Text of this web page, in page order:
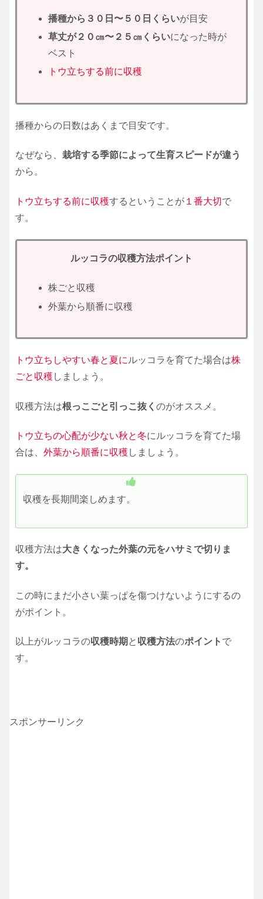
播種から３０日〜５０日くらいが目安
草丈が２０㎝〜２５㎝くらいになった時が
ベスト
トウ立ちする前に収穫
播種からの日数はあくまで目安です。
なぜなら、 栽培する季節によって生育スピードが違う
から。
トウ立ちする前に収穫するということが １番大切で
す。
ルッコラの収穫方法ポイント
株ごと収穫
外葉から順番に収穫
トウ立ちしやすい春と夏にルッコラを育てた場合は株
ごと収穫 しましょう。
収穫方法は根っこごと引っこ抜く のがオススメ。
トウ立ちの心配が少ない秋と冬にルッコラを育てた場
合は、 外葉から順番に収穫 しましょう。
収穫を長期間楽しめます。
収穫方法は大きくなった外葉の元をハサミで切りま
す。
この時にまだ小さい葉っぱを傷つけないようにするの
がポイント。
以上がルッコラの収穫時期 と 収穫方法のポイント で
す。
スポンサーリンク